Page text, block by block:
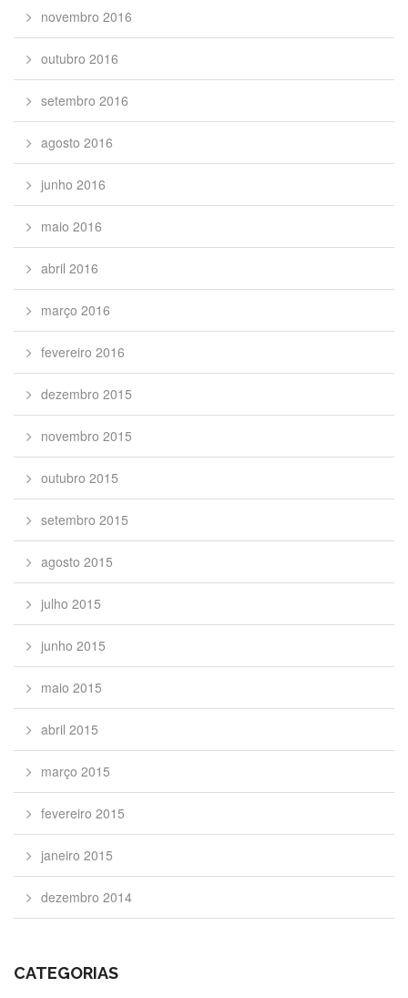
novembro 2016
outubro 2016
setembro 2016
agosto 2016
junho 2016
maio 2016
abril 2016
março 2016
fevereiro 2016
dezembro 2015
novembro 2015
outubro 2015
setembro 2015
agosto 2015
julho 2015
junho 2015
maio 2015
abril 2015
março 2015
fevereiro 2015
janeiro 2015
dezembro 2014
CATEGORIAS